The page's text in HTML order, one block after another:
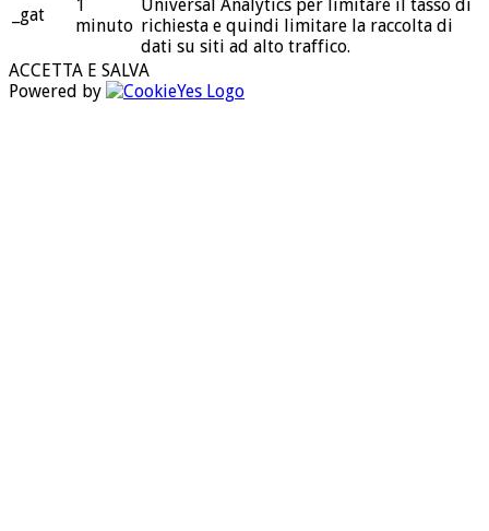
_gat
1
minuto
Universal Analytics per limitare il tasso di
richiesta e quindi limitare la raccolta di
dati su siti ad alto traffico.
ACCETTA E SALVA
Powered by